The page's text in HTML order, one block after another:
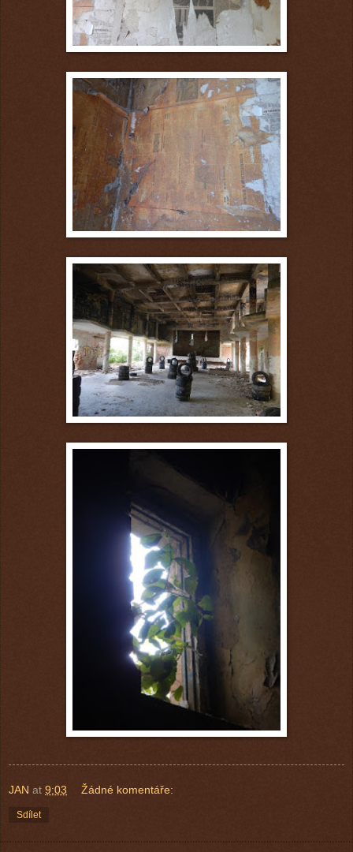
JAN at 9:03 Žádné komentáře:
Sdílet